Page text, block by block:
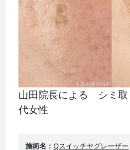
山田院長による シミ
代女性
施術名 Qスイッチヤグレーザー